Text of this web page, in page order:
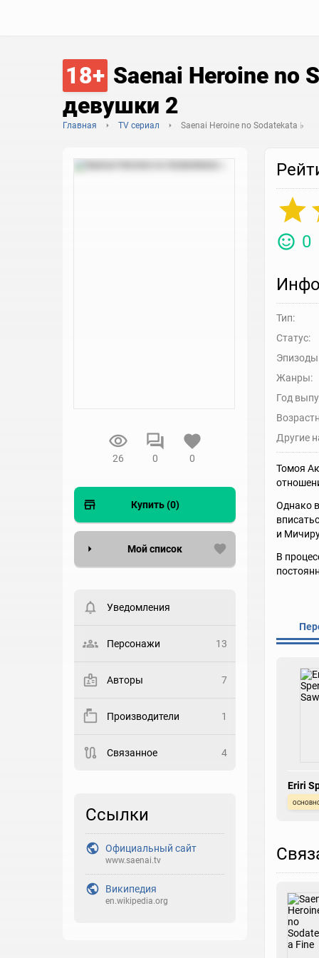
18+ Saenai Heroine no
девушки 2
Главная TV сериал Saenai Heroine no Sodatekata ♭
26 0 0
Купить (0)
Мой список
пользователи. Хотите
Статус
Закладка
Выберите рейтинг
Уведомления
Персонажи 13
Авторы 7
Производители 1
Связанное 4
Ссылки
Официальный сайт
www.saenai.tv
Википедия
en.wikipedia.org
0
Тип:
Статус:
Жанры:
Год
Другие
Томоя
Однако
и
В
Eriri